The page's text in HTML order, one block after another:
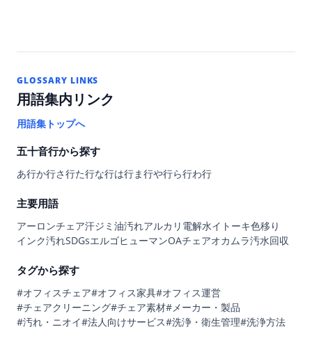
GLOSSARY LINKS
用語集内リンク
用語集トップへ
五十音行から探す
あ行か行さ行た行な行は行ま行や行ら行わ行
主要用語
アーロンチェア汗ジミ 油汚れアルカリ電解水イトーキ色移り
インク汚れSDGsエルゴヒューマンOAチェアオカムラ汚水回収
タグから探す
#オフィスチェア#オフィス家具#オフィス運営
#チェアクリーニング#チェア素材#メーカー・製品
#汚れ・ニオイ#法人向けサービス#洗浄・衛生管理#洗浄方法